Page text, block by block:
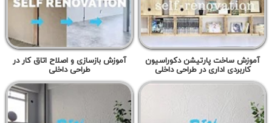
آموزش ساخت پارتیشن دکوراسیون
کاربردی اداری در طراحی داخلی
آموزش بازسازی و اصلاح اتاق کار در
طراحی داخلی